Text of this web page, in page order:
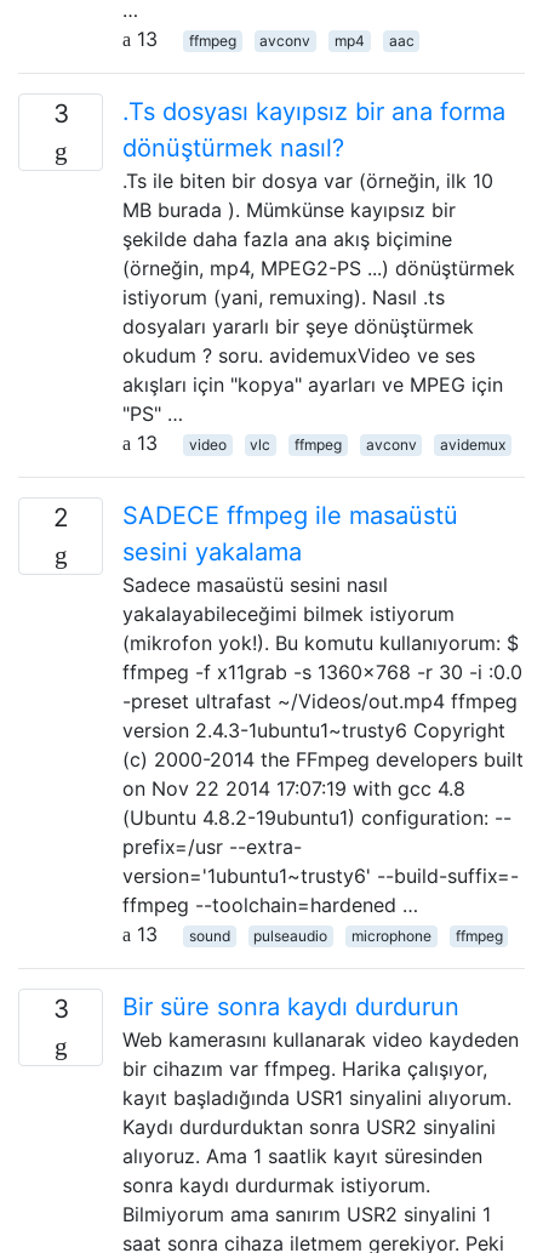
…
13
ffmpeg avconv mp4 aac
3
.Ts dosyası kayıpsız bir ana forma
dönüştürmek nasıl?
.Ts ile biten bir dosya var (örneğin, ilk 10
MB burada ). Mümkünse kayıpsız bir
şekilde daha fazla ana akış biçimine
(örneğin, mp4, MPEG2-PS ...) dönüştürmek
istiyorum (yani, remuxing). Nasıl .ts
dosyaları yararlı bir şeye dönüştürmek
okudum ? soru. avidemuxVideo ve ses
akışları için "kopya" ayarları ve MPEG için
"PS" …
13
video vlc ffmpeg avconv avidemux
2
SADECE ffmpeg ile masaüstü
sesini yakalama
Sadece masaüstü sesini nasıl
yakalayabileceğimi bilmek istiyorum
(mikrofon yok!). Bu komutu kullanıyorum: $
ffmpeg -f x11grab -s 1360x768 -r 30 -i :0.0
-preset ultrafast ~/Videos/out.mp4 ffmpeg
version 2.4.3-1ubuntu1~trusty6 Copyright
(c) 2000-2014 the FFmpeg developers built
on Nov 22 2014 17:07:19 with gcc 4.8
(Ubuntu 4.8.2-19ubuntu1) configuration: --
prefix=/usr --extra-
version='1ubuntu1~trusty6' --build-suffix=-
ffmpeg --toolchain=hardened …
13
sound pulseaudio microphone ffmpeg
3 Bir süre sonra kaydı durdurun
Web kamerasını kullanarak video kaydeden
bir cihazım var ffmpeg. Harika çalışıyor,
kayıt başladığında USR1 sinyalini alıyorum.
Kaydı durdurduktan sonra USR2 sinyalini
alıyoruz. Ama 1 saatlik kayıt süresinden
sonra kaydı durdurmak istiyorum.
Bilmiyorum ama sanırım USR2 sinyalini 1
saat sonra cihaza iletmem gerekiyor. Peki